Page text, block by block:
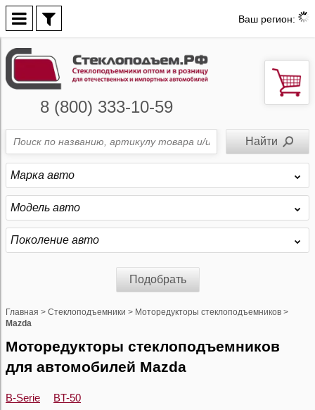
Ваш регион:
8 (800) 333-10-59
Марка авто
Модель авто
Поколение авто
Подобрать
Главная > Стеклоподъемники > Моторедукторы стеклоподъемников >
Mazda
Моторедукторы стеклоподъемников
для автомобилей Mazda
B-Serie BT-50